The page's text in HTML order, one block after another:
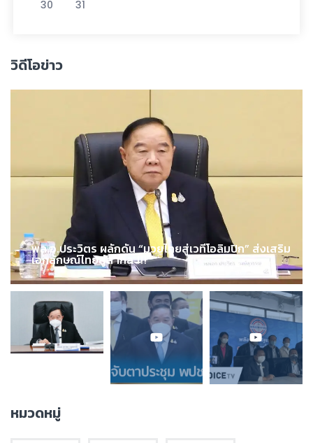
30 31
วิดีโอข่าว
พล.อ.ประวิตร ผลักดัน “มวยไทยสู่เวทีโอลิมปิก” ส่งเสริม
เอกลักษณ์ไทยสู่สากล !!!
หมวดหมู่